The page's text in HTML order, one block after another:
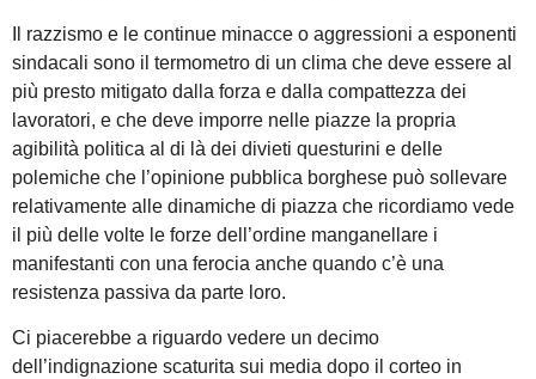
Il razzismo e le continue minacce o aggressioni a esponenti
sindacali sono il termometro di un clima che deve essere al
più presto mitigato dalla forza e dalla compattezza dei
lavoratori, e che deve imporre nelle piazze la propria
agibilità politica al di là dei divieti questurini e delle
polemiche che l’opinione pubblica borghese può sollevare
relativamente alle dinamiche di piazza che ricordiamo vede
il più delle volte le forze dell’ordine manganellare i
manifestanti con una ferocia anche quando c’è una
resistenza passiva da parte loro.
Ci piacerebbe a riguardo vedere un decimo
dell’indignazione scaturita sui media dopo il corteo in